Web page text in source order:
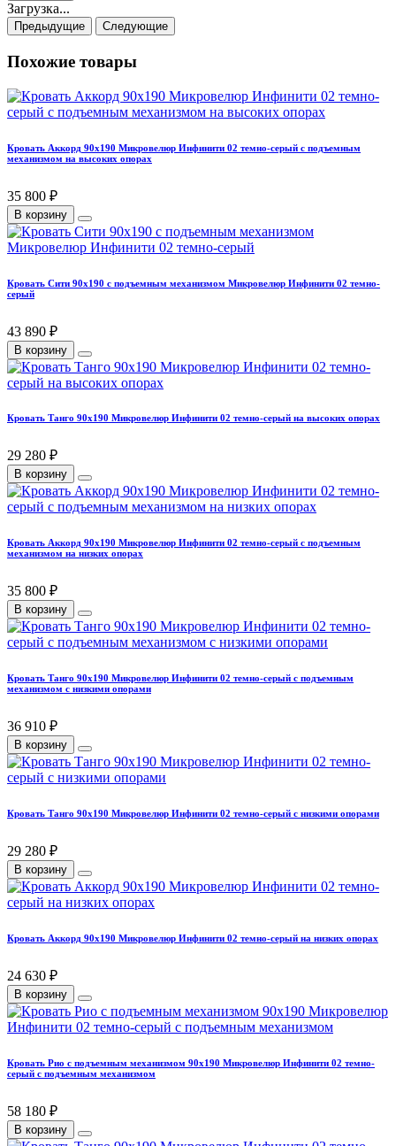
Загрузка...
Предыдущие Следующие
Похожие товары
Кровать Аккорд 90х190 Микровелюр Инфинити 02 темно-серый с подъемным
механизмом на высоких опорах
35 800 ₽
В корзину
Кровать Сити 90х190 с подъемным механизмом Микровелюр Инфинити 02 темно-
серый
43 890 ₽
В корзину
Кровать Танго 90х190 Микровелюр Инфинити 02 темно-серый на высоких опорах
29 280 ₽
В корзину
Кровать Аккорд 90х190 Микровелюр Инфинити 02 темно-серый с подъемным
механизмом на низких опорах
35 800 ₽
В корзину
Кровать Танго 90х190 Микровелюр Инфинити 02 темно-серый с подъемным
механизмом с низкими опорами
36 910 ₽
В корзину
Кровать Танго 90х190 Микровелюр Инфинити 02 темно-серый с низкими опорами
29 280 ₽
В корзину
Кровать Аккорд 90х190 Микровелюр Инфинити 02 темно-серый на низких опорах
24 630 ₽
В корзину
Кровать Рио с подъемным механизмом 90х190 Микровелюр Инфинити 02 темно-
серый с подъемным механизмом
58 180 ₽
В корзину